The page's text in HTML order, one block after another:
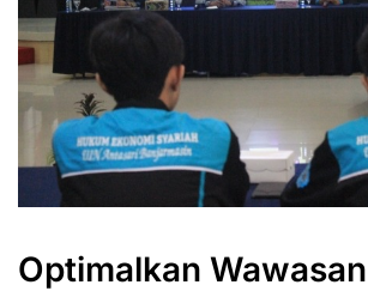
Optimalkan Wawasan